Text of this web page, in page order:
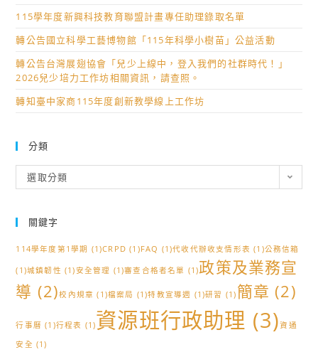
115學年度新興科技教育聯盟計畫專任助理錄取名單
轉公告國立科學工藝博物館「115年科學小樹苗」公益活動
轉公告台灣展翅協會「兒少上線中，登入我們的社群時代！」
2026兒少培力工作坊相關資訊，請查照。
轉知臺中家商115年度創新教學線上工作坊
分類
類
選取分類
關鍵字
114學年度第1學期 (1)CRPD (1)FAQ (1)代收代辦收支情形表 (1)公務信箱
(1)城鎮韌性 (1)安全管理 (1)審查合格者名單 (1)政策及業務宣
導 (2)校內規章 (1)檔案局 (1)特教宣導週 (1)研習 (1) 簡章 (2)
行事曆 (1)行程表 (1)資源班行政助理 (3)資通
安全 (1)